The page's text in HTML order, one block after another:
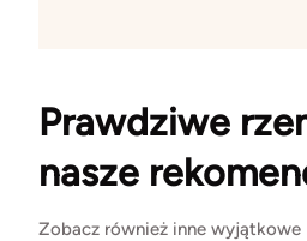
Prawdziwe
nasze
Zobacz również inne